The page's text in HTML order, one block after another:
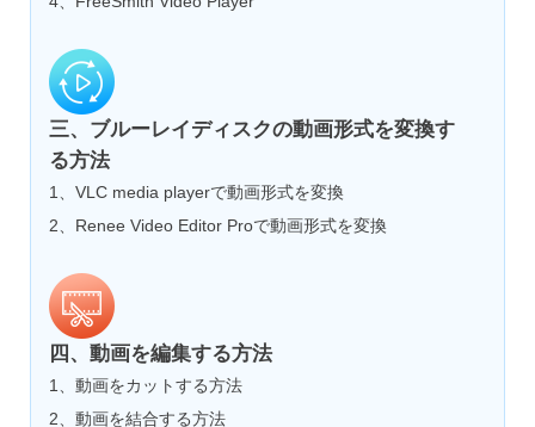
三、ブルーレイディスクの動画形式を変換す
る方法
1、VLC media playerで動画形式を変換
2、Renee Video Editor Proで動画形式を変換
四、動画を編集する方法
1、動画をカットする方法
2、動画を結合する方法